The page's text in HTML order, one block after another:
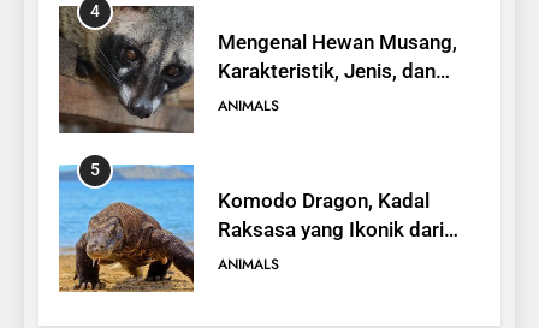
4
Mengenal Hewan Musang,
Karakteristik, Jenis, dan
Peran dalam Ekosistem
ANIMALS
5
Komodo Dragon, Kadal
Raksasa yang Ikonik dari
Indonesia
ANIMALS